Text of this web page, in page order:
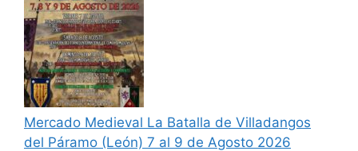
Mercado Medieval La Batalla de Villadangos
del Páramo (León) 7 al 9 de Agosto 2026